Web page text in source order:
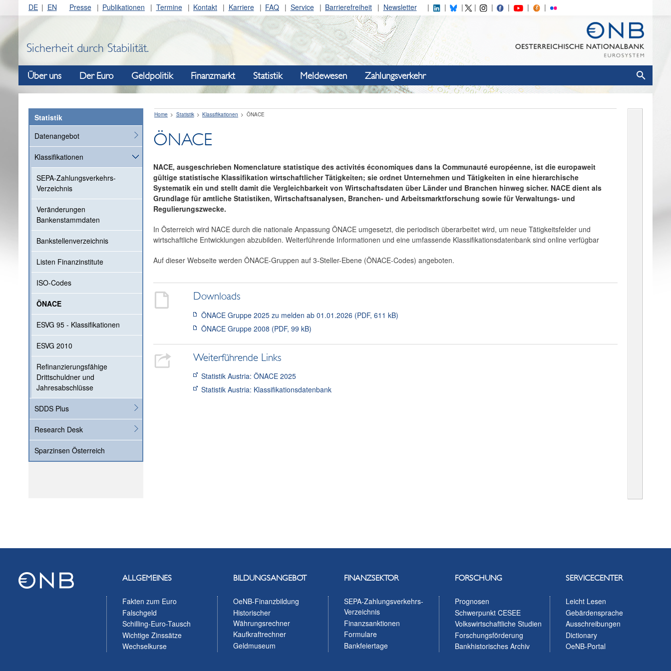
DE EN Presse Publikationen Termine Kontakt Karriere FAQ Service Barrierefreiheit Newsletter
Sicherheit durch Stabilität.
Über uns Der Euro Geldpolitik Finanzmarkt Statistik Meldewesen Zahlungsverkehr
Statistik
Datenangebot
Klassifikationen
SEPA-Zahlungsverkehrs-
Verzeichnis
Veränderungen
Bankenstammdaten
Bankstellenverzeichnis
Listen Finanzinstitute
ISO-Codes
ÖNACE
ESVG 95 - Klassifikationen
ESVG 2010
Refinanzierungsfähige
Drittschuldner und
Jahresabschlüsse
SDDS Plus
Research Desk
Sparzinsen Österreich
Home Statistik Klassifikationen ÖNACE
ÖNACE
NACE, ausgeschrieben Nomenclature statistiquedes activités économiques dansla Communauté européenne, ist die europaweit
gültige statistische Klassifikation wirtschaftlicher Tätigkeiten; sie ordnet Unternehmen und Tätigkeiten in eine hierarchische
Systematik ein und stellt damit die Vergleichbarkeit von Wirtschaftsdaten über Länder und Branchen hinweg sicher. NACE dient als
Grundlage für amtliche Statistiken, Wirtschaftsanalysen, Branchen- und Arbeitsmarktforschung sowie für Verwaltungs- und
Regulierungszwecke.
In Österreich wird NACE durch die nationale Anpassung ÖNACE umgesetzt, die periodisch überarbeitet wird, um neue Tätigkeitsfelder und
wirtschaftliche Entwicklungen abzubilden. Weiterführende Informationen und eine umfassende Klassifikationsdatenbank sind online verfügbar
Auf dieser Webseite werden ÖNACE-Gruppen auf 3-Steller-Ebene (ÖNACE-Codes) angeboten.
Downloads
ÖNACE Gruppe 2025 zu melden ab 01.01.2026 (PDF, 611 kB)
ÖNACE Gruppe 2008 (PDF, 99 kB)
Weiterführende Links
Statistik Austria: ÖNACE 2025
Statistik Austria: Klassifikationsdatenbank
ALLGEMEINES
Fakten zum Euro
Falschgeld
Schilling-Euro-Tausch
Wichtige Zinssätze
Wechselkurse
BILDUNGSANGEBOT
OeNB-Finanzbildung
Historischer
Währungsrechner
Kaufkraftrechner
Geldmuseum
FINANZSEKTOR
SEPA-Zahlungsverkehrs-
Verzeichnis
Finanzsanktionen
Formulare
Bankfeiertage
FORSCHUNG
Prognosen
Schwerpunkt CESEE
Volkswirtschaftliche Studien
Forschungsförderung
Bankhistorisches Archiv
SERVICECENTER
Leicht Lesen
Gebärdensprache
Ausschreibungen
Dictionary
OeNB-Portal